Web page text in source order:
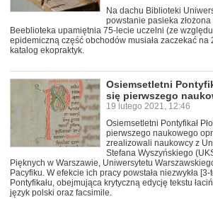
Na dachu Biblioteki
powstanie pasieka
Beeblioteka upamiętnia 75-lecie uczelni (ze
epidemiczną część obchodów musiała zaczekać na
katalog ekopraktyk.
Osiemsetletni
się pierwszego
19 lutego 2021, 12:46
Osiemsetletni Pontyfikał
pierwszego naukowego
zrealizowali naukowcy z
Stefana Wyszyńskiego
Pięknych w Warszawie, Uniwersytetu
Pacyfiku. W efekcie ich pracy powstała niezwykła
Pontyfikału, obejmująca krytyczną edycję tekstu
język polski oraz facsimile.